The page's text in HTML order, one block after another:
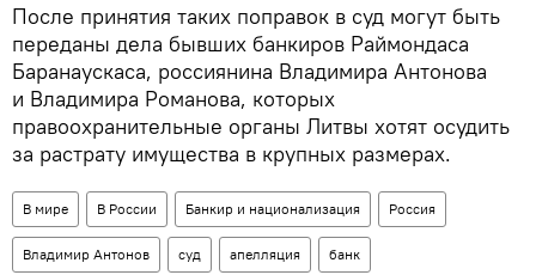
После принятия таких поправок в суд могут быть
переданы дела бывших банкиров Раймондаса
Баранаускаса, россиянина Владимира Антонова
и Владимира Романова, которых
правоохранительные органы Литвы хотят осудить
за растрату имущества в крупных размерах.
В мире В России Банкир и национализация Россия
Владимир Антонов суд апелляция банк